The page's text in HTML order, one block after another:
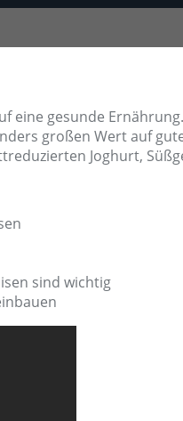
gesunde
großen Wert auf
Joghurt,
sind wichtig